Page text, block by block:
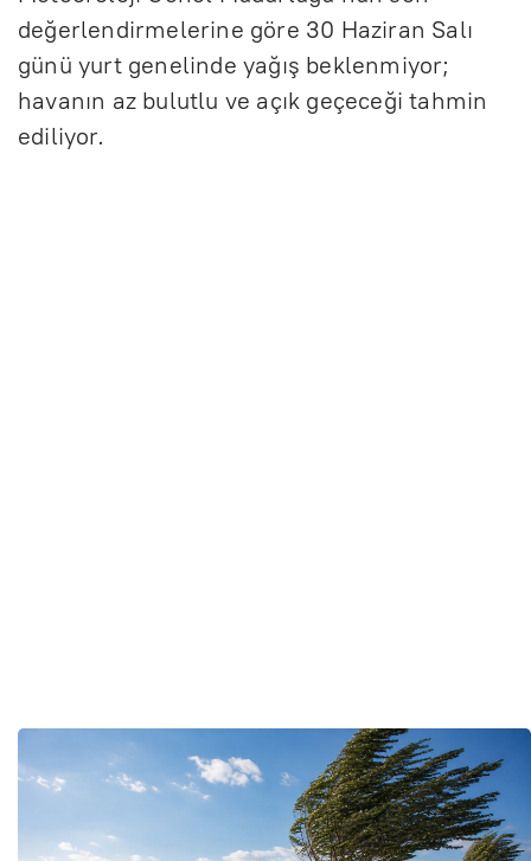
değerlendirmelerine göre 30 Haziran Salı
günü yurt genelinde yağış beklenmiyor;
havanın az bulutlu ve açık geçeceği tahmin
ediliyor.